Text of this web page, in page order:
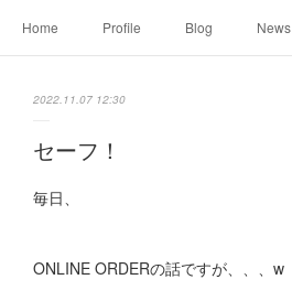
Home Profile Blog News
2022.11.07 12:30
セーフ！
毎日、
ONLINE ORDERの話ですが、、、w